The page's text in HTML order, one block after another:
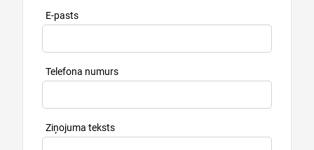
E-pasts
Telefona numurs
Ziņojuma teksts